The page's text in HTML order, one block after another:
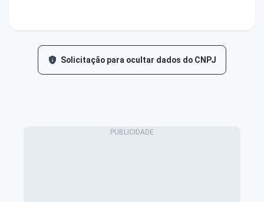
Solicitação para ocultar dados do CNPJ